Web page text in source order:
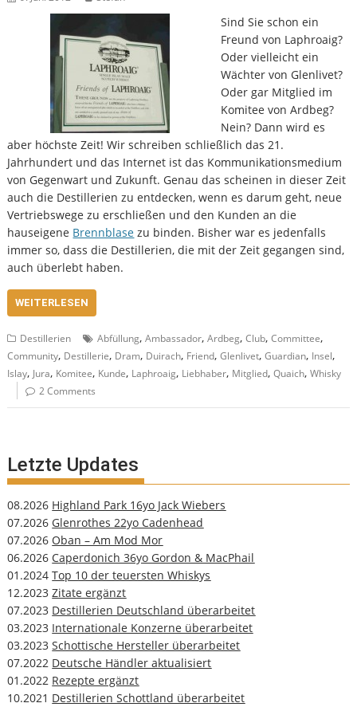
Sind Sie schon ein
Freund von Laphroaig?
Oder vielleicht ein
Wächter von Glenlivet?
Oder gar Mitglied im
Komitee von Ardbeg?
Nein? Dann wird es
aber höchste Zeit! Wir schreiben schließlich das 21.
Jahrhundert und das Internet ist das Kommunikationsmedium
von Gegenwart und Zukunft. Genau das scheinen in dieser Zeit
auch die Destillerien zu entdecken, wenn es darum geht, neue
Vertriebswege zu erschließen und den Kunden an die
hauseigene Brennblase zu binden. Bisher war es jedenfalls
immer so, dass die Destillerien, die mit der Zeit gegangen sind,
auch überlebt haben.
WEITERLESEN
Destillerien Abfüllung,Ambassador,Ardbeg,Club,Committee,
Community, Destillerie, Dram, Duirach, Friend,Glenlivet,Guardian, Insel,
Islay, Jura, Komitee, Kunde, Laphroaig, Liebhaber, Mitglied,Quaich,Whisky
2 Comments
Letzte Updates
08.2026 Highland Park 16yo Jack Wiebers
07.2026 Glenrothes 22yo Cadenhead
07.2026 Oban – Am Mod Mor
06.2026 Caperdonich 36yo Gordon & MacPhail
01.2024Top 10 der teuersten Whiskys
12.2023Zitate ergänzt
07.2023 Destillerien Deutschland überarbeitet
03.2023 Internationale Konzerne überarbeitet
03.2023Schottische Hersteller überarbeitet
07.2022 Deutsche Händler aktualisiert
01.2022 Rezepte ergänzt
10.2021 Destillerien Schottland überarbeitet